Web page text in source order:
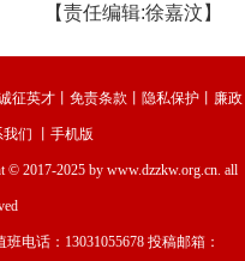
【责任编辑:徐嘉汶】
征英才 免责条款 隐私保护 廉政
我们 手机版
2017-2025 by www.dzzkw.org.cn. all
电话：13031055678 投稿邮箱：